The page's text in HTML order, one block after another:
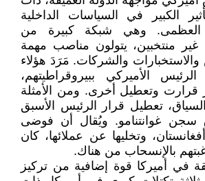
الكبير في السياسات الداخلية
العظمى. وهي شبكة كبيرة من
منتخبين، يتولون مناصب مهمة
والشركات. مَرَدَ هؤلاء
الأميركي ببيروقراطيتهم،
قرارت وتعطيل أخرى. ومن الأمثلة
تعطيل قرار الرئيس الأسبق
سجن غوانتنامو. ويُقال أن فوضى
وتخليها عن عملائها، كان
بالإنسحاب من هناك.
في أميركا قوة إضافية من تركيز